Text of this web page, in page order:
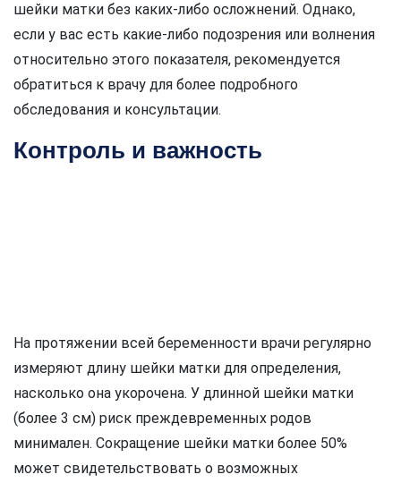
шейки матки без каких-либо осложнений. Однако,
если у вас есть какие-либо подозрения или волнения
относительно этого показателя, рекомендуется
обратиться к врачу для более подробного
обследования и консультации.
Контроль и важность
На протяжении всей беременности врачи регулярно
измеряют длину шейки матки для определения,
насколько она укорочена. У длинной шейки матки
(более 3 см) риск преждевременных родов
минимален. Сокращение шейки матки более 50%
может свидетельствовать о возможных